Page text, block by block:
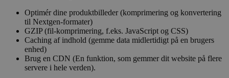
Optimér dine produktbilleder (komprimering og konvertering
til Nextgen-formater)
GZIP (fil-komprimering, f.eks. JavaScript og CSS)
Caching af indhold (gemme data midlertidigt på en brugers
enhed)
Brug en CDN (En funktion, som gemmer dit website på flere
servere i hele verden).